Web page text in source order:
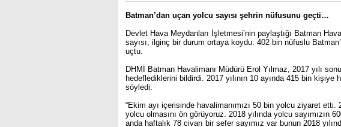
Batman’dan uçan yolcu sayısı şehrin nüfusunu geçti…
Devlet Hava Meydanları İşletmesi’nin paylaştığı Batman
sayısı, ilginç bir durum ortaya koydu. 402 bin nüfuslu
uçtu.
DHMİ Batman Havalimanı Müdürü Erol Yılmaz, 2017 yılı
hedeflediklerini bildirdi. 2017 yılının 10 ayında 415 bin kişiye
söyledi:
“Ekim ayı içerisinde havalimanımızı 50 bin yolcu ziyaret etti.
yolcu olmasını ön görüyoruz. 2018 yılında yolcu sayımızın
anda haftalık 78 civarı bir sefer sayımız var bunun 2018